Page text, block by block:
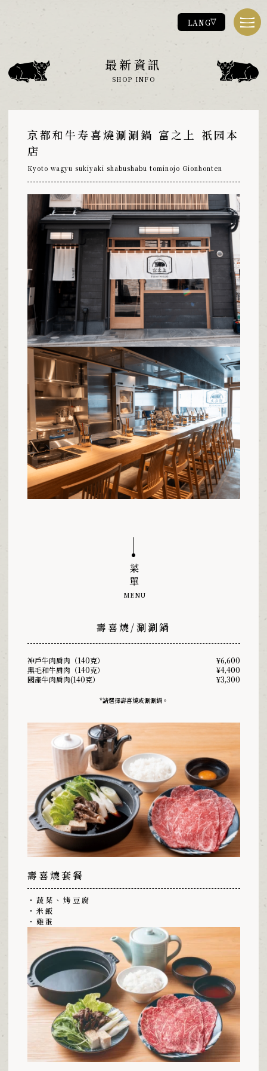
LANG
關於富之上
ABOUT
菜單
店舖資訊
聯絡方式
最新資訊
NEWS
最新資訊
SHOP INFO
京都和牛寿喜燒涮涮鍋 富之上 祇园本
店
Kyoto wagyu sukiyaki shabushabu tominojo Gionhonten
菜單
MENU
壽喜燒/涮涮鍋
神戶牛肉肩肉（140克）
¥6,600
黑毛和牛肩肉（140克）
¥4,400
國產牛肉肩肉(140克）
¥3,300
*請選擇壽喜燒或涮涮鍋。
壽喜燒套餐
・蔬菜、烤豆腐
・米飯
・雞蛋